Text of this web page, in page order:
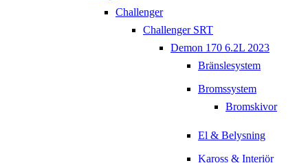
Challenger
Challenger SRT
Demon 170 6.2L 2023
Bränslesystem
Bromssystem
Bromskivor
El & Belysning
Kaross & Interiör